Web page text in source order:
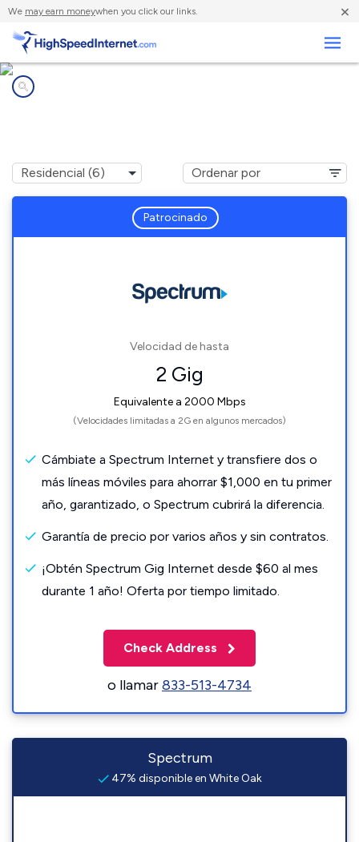
We may earn moneywhen you click our links. ×
Patrocinado
Velocidad de hasta
2 Gig
Equivalente a 2000 Mbps
(Velocidades limitadas a 2G en algunos mercados)
Cámbiate a Spectrum Internet y transfiere dos o
más líneas móviles para ahorrar $1,000 en tu primer
año, garantizado, o Spectrum cubrirá la diferencia.
Garantía de precio por varios años y sin contratos.
¡Obtén Spectrum Gig Internet desde $60 al mes
durante 1 año! Oferta por tiempo limitado.
Check Address
o llamar833-513-4734
Spectrum
47% disponible en White Oak